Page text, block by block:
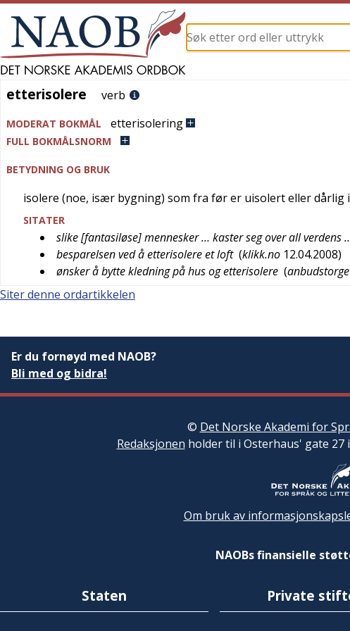
etterisolere
etterisolere verb
MODERAT BOKMÅL etterisolering
FULL BOKMÅLSNORM
BETYDNING OG BRUK
isolere (noe, især bygning) som fra før er uisolert eller dårlig
SITATER
slike [fantasiløse] mennesker … kaster seg over all verdens
besparelsen ved å etterisolere et loft (klikk.no 12.04.2008)
ønsker å bytte kledning på hus og etterisolere (
Siter denne ordartikkelen
Er du fornøyd med NAOB?
Bli med og bidra!
© Det Norske Akademi for
Redaksjonen holder til i Osterhaus' gate 27
Om bruk av
NAOBs finansielle
Staten Private